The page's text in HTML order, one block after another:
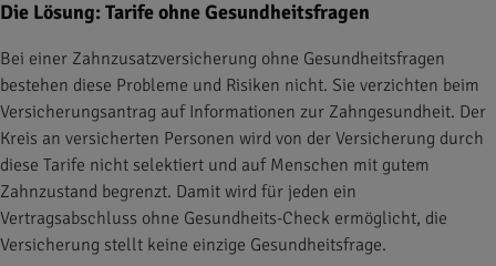
Die Lösung: Tarife ohne Gesundheitsfragen
Bei einer Zahnzusatzversicherung ohne Gesundheitsfragen
bestehen diese Probleme und Risiken nicht. Sie verzichten beim
Versicherungsantrag auf Informationen zur Zahngesundheit. Der
Kreis an versicherten Personen wird von der Versicherung durch
diese Tarife nicht selektiert und auf Menschen mit gutem
Zahnzustand begrenzt. Damit wird für jeden ein
Vertragsabschluss ohne Gesundheits-Check ermöglicht, die
Versicherung stellt keine einzige Gesundheitsfrage.